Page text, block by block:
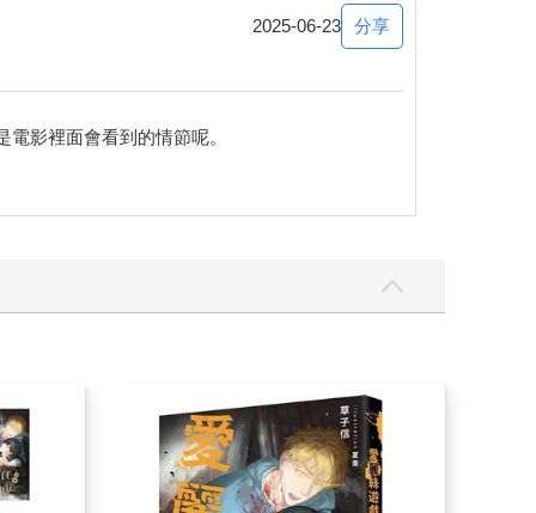
2025-06-23 分享
影裡面會看到的情節呢。